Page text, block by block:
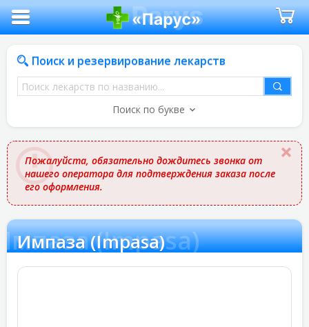
Поиск и резервирование лекарств
Поиск
лекарств
названию
Поиск по букве
Пожалуйста, обязательно дождитесь звонка от
нашего оператора для подтверждения заказа после
его оформления.
(Impasa)
Импаза (Impasa)